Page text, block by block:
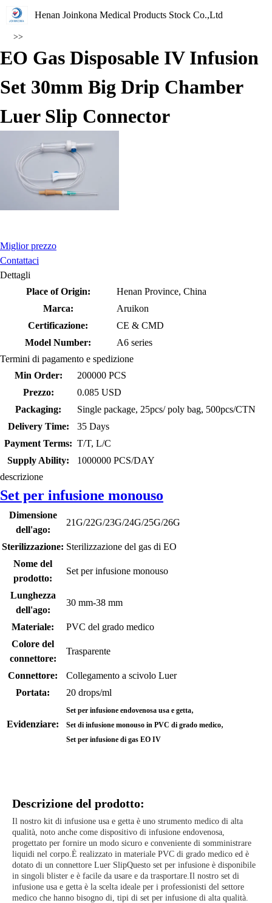
Henan Joinkona Medical Products Stock Co.,Ltd
>>
EO Gas Disposable IV Infusion
Set 30mm Big Drip Chamber
Luer Slip Connector
Miglior prezzo
Contattaci
Dettagli
Place of Origin:
Henan Province, China
Marca:
Aruikon
Certificazione:
CE & CMD
Model Number:
A6 series
Termini di pagamento e spedizione
Min Order:
200000 PCS
Prezzo:
0.085 USD
Packaging:
Single package, 25pcs/ poly bag, 500pcs/CTN
Delivery Time:
35 Days
Payment Terms: T/T, L/C
Supply Ability:
1000000 PCS/DAY
descrizione
Set per infusione monouso
Dimensione
dell'ago:
21G/22G/23G/24G/25G/26G
Sterilizzazione: Sterilizzazione del gas di EO
Nome del
prodotto:
Set per infusione monouso
Lunghezza
dell'ago:
30 mm-38 mm
Materiale:
PVC del grado medico
Colore del
connettore:
Trasparente
Connettore:
Collegamento a scivolo Luer
Portata:
20 drops/ml
Evidenziare:
Set per infusione endovenosa usa e getta,
Set di infusione monouso in PVC di grado medico,
Set per infusione di gas EO IV
Descrizione del prodotto:
Il nostro kit di infusione usa e getta è uno strumento medico di alta
qualità, noto anche come dispositivo di infusione endovenosa,
progettato per fornire un modo sicuro e conveniente di somministrare
liquidi nel corpo.È realizzato in materiale PVC di grado medico ed è
dotato di un connettore Luer SlipQuesto set per infusione è disponibile
in singoli blister e è facile da usare e da trasportare.Il nostro set di
infusione usa e getta è la scelta ideale per i professionisti del settore
medico che hanno bisogno di, tipi di set per infusione di alta qualità.